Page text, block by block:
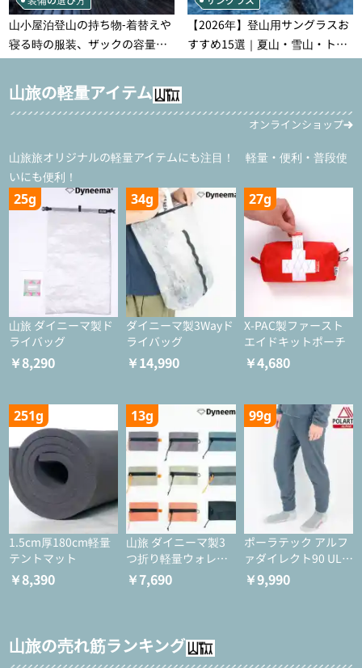
山小屋泊登山の持ち物‐着替えや
寝る時の服装、ザックの容量な
どを徹底紹介！1泊2日、2泊3日
用のリスト付き
【2026年】登山用サングラスお
すすめ15選｜夏山・雪山・トレ
ラン別、シーンで選ぶ失敗しな
山旅の軽量アイテム
オンラインショップ
山旅旅オリジナルの軽量アイテムにも注目！ 軽量・便利・普段使
いにも便利！
25g
山旅 ダイニーマ製ド
ライバッグ
￥8,290
34g
ダイニーマ製3Wayド
ライバッグ
￥14,990
27g
X-PAC製ファースト
エイドキットポーチ
￥4,680
251g
1.5cm厚180cm軽量
テントマット
￥8,390
13g
山旅 ダイニーマ製3
つ折り軽量ウォレッ
ト
￥7,690
99g
ポーラテック アルフ
ァダイレクト90 ULタ
イツ
￥9,990
山旅の売れ筋ランキング